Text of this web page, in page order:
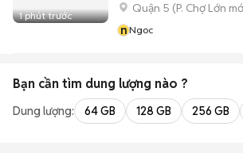
1 phút trước
Quận 5 (P. Chợ Lớn
nNgoc
Bạn cần tìm dung lượng nào ?
Dung lượng: 64 GB 128 GB 256 GB